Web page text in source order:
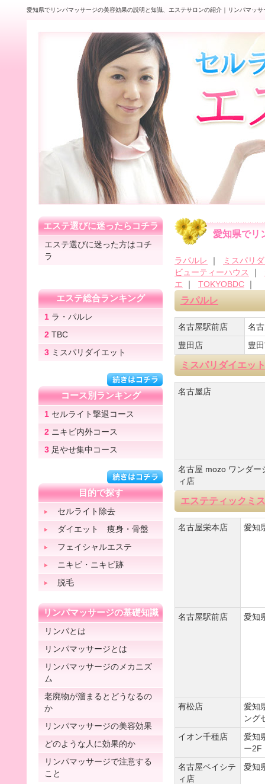
愛知県でリンパマッサージの美容効果の説明と知識、エステサロンの紹介｜リンパマッ
愛知県でリ
ラパルレ ｜
ミスパリ
ビューティーハウス
｜
エ ｜ TOKYOBDC ｜
ラパルレ
名古屋駅前店
名
豊田店
豊
ミスパリダイエッ
名古屋店
名古屋 mozo ワンダー
ィ店
エステティックミ
名古屋栄本店 愛知
名古屋駅前店 愛知
有松店
愛知
ング
イオン千種店
愛知
ー2F
名古屋ベイシテ
ィ店
愛知
エステ選びに迷ったらコチラ
エステ選びに迷った方はコチ
ラ
エステ総合ランキング
1 ラ・パルレ
2 TBC
3 ミスパリダイエット
コース別ランキング
1 セルライト撃退コース
2 ニキビ内外コース
3 足やせ集中コース
目的で探す
セルライト除去
ダイエット 痩身・骨盤
フェイシャルエステ
ニキビ・ニキビ跡
脱毛
リンパマッサージの基礎知識
リンパとは
リンパマッサージとは
リンパマッサージのメカニズ
ム
老廃物が溜まるとどうなるの
か
リンパマッサージの美容効果
どのような人に効果的か
リンパマッサージで注意する
こと